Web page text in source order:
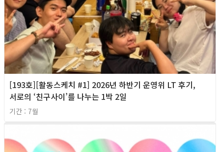
[193호][활동스케치 #1] 2026년 하반기 운영위 LT 후기,
서로의 ‘친구사이’를 나누는 1박 2일
기간 : 7월